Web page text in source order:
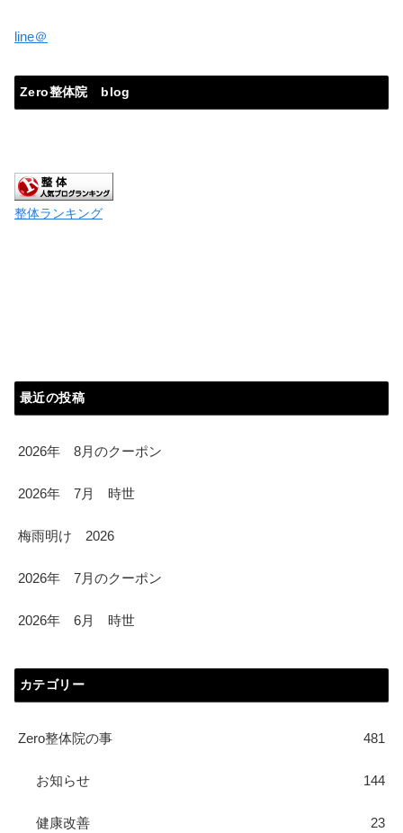
line＠
Zero整体院 blog
整体ランキング
最近の投稿
2026年 8月のクーポン
2026年 7月 時世
梅雨明け 2026
2026年 7月のクーポン
2026年 6月 時世
カテゴリー
Zero整体院の事 481
お知らせ 144
健康改善 23